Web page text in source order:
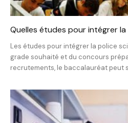
Quelles études pour intégrer
Les études pour intégrer la police
grade souhaité et du concours
recrutements, le baccalauréat peut